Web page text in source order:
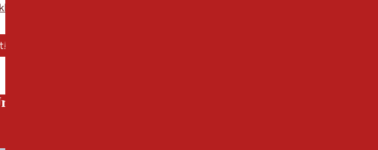
gewinnen!